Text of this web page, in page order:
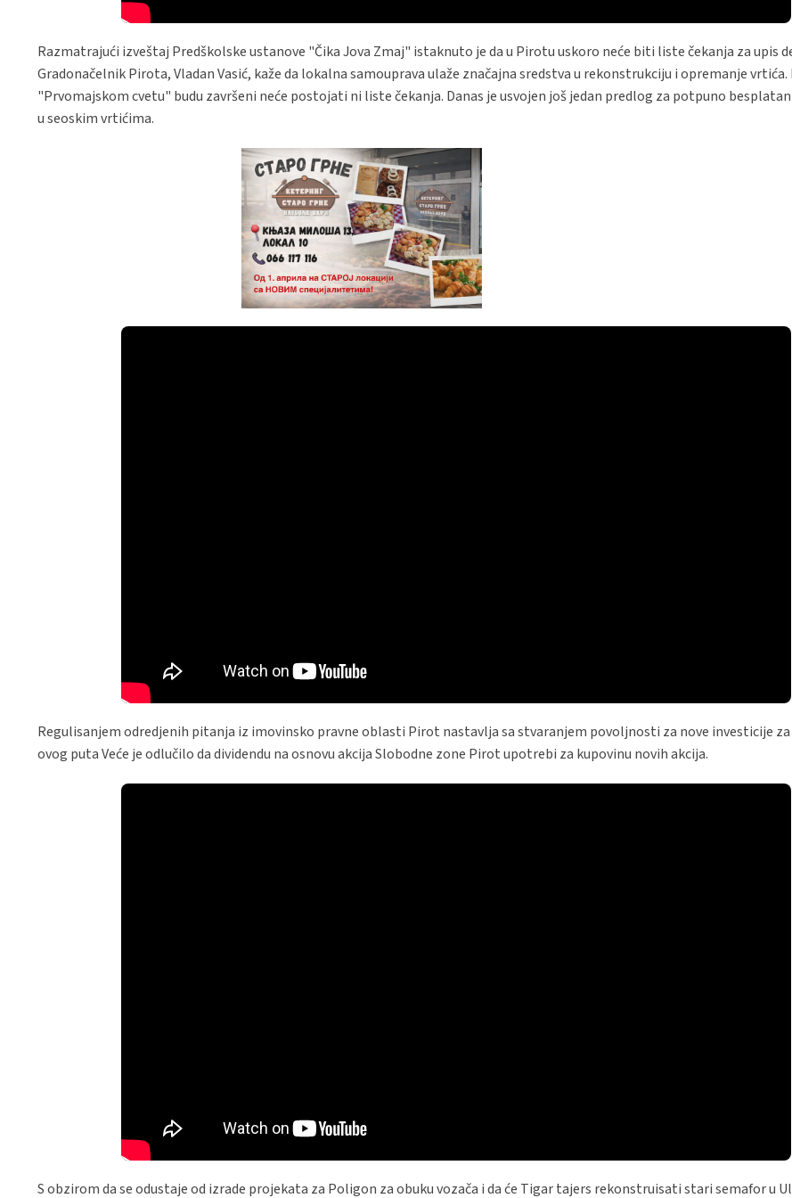
Razmatrajući izveštaj Predškolske ustanove "Čika Jova Zmaj" istaknuto je da u Pirotu uskoro neće biti liste čekanja za upis
Gradonačelnik Pirota, Vladan Vasić, kaže da lokalna samouprava ulaže značajna sredstva u rekonstrukciju i opremanje vrtića.
"Prvomajskom cvetu" budu završeni neće postojati ni liste čekanja. Danas je usvojen još jedan predlog za potpuno
u seoskim vrtićima.
Regulisanjem odredjenih pitanja iz imovinsko pravne oblasti Pirot nastavlja sa stvaranjem povoljnosti za nove investicije
ovog puta Veće je odlučilo da dividendu na osnovu akcija Slobodne zone Pirot upotrebi za kupovinu novih akcija.
S obzirom da se odustaje od izrade projekata za Poligon za obuku vozača i da će Tigar tajers rekonstruisati stari semafor u